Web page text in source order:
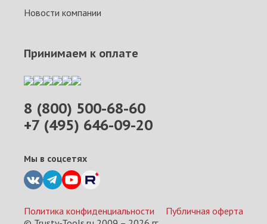
Новости компании
8 (800) 500-68-60
+7 (495) 646-09-20
Мы в соцсетях
Принимаем к оплате
Политика конфиденциальности
Публичная оферта